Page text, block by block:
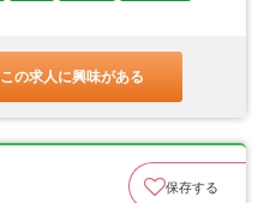
この求人に興味がある
保存する